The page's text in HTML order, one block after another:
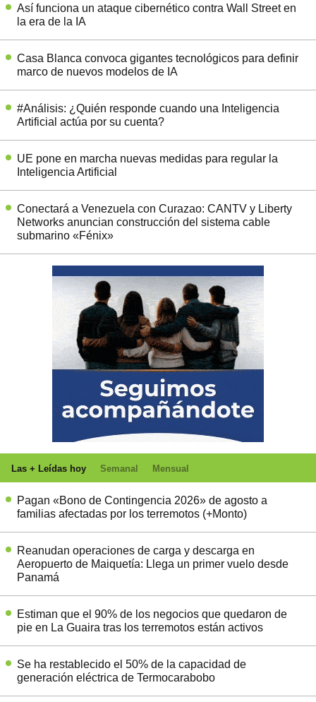
Así funciona un ataque cibernético contra Wall Street en
la era de la IA
Casa Blanca convoca gigantes tecnológicos para definir
marco de nuevos modelos de IA
#Análisis: ¿Quién responde cuando una Inteligencia
Artificial actúa por su cuenta?
UE pone en marcha nuevas medidas para regular la
Inteligencia Artificial
Conectará a Venezuela con Curazao: CANTV y Liberty
Networks anuncian construcción del sistema cable
submarino «Fénix»
Las + Leídas hoy Semanal Mensual
Pagan «Bono de Contingencia 2026» de agosto a
familias afectadas por los terremotos (+Monto)
Reanudan operaciones de carga y descarga en
Aeropuerto de Maiquetía: Llega un primer vuelo desde
Panamá
Estiman que el 90% de los negocios que quedaron de
pie en La Guaira tras los terremotos están activos
Se ha restablecido el 50% de la capacidad de
generación eléctrica de Termocarabobo